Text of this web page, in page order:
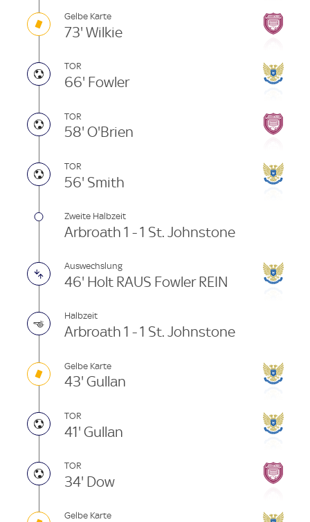
Gelbe Karte
73' Wilkie
TOR
66' Fowler
TOR
58' O'Brien
TOR
56' Smith
Zweite Halbzeit
Arbroath 1 - 1 St. Johnstone
Auswechslung
46' Holt RAUS Fowler REIN
Halbzeit
Arbroath 1 - 1 St. Johnstone
Gelbe Karte
43' Gullan
TOR
41' Gullan
TOR
34' Dow
Gelbe Karte